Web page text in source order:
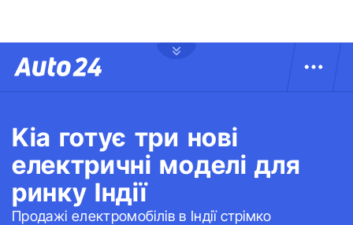
Kia готує три нові
електричні моделі для
ринку Індії
Продажі електромобілів в Індії стрімко